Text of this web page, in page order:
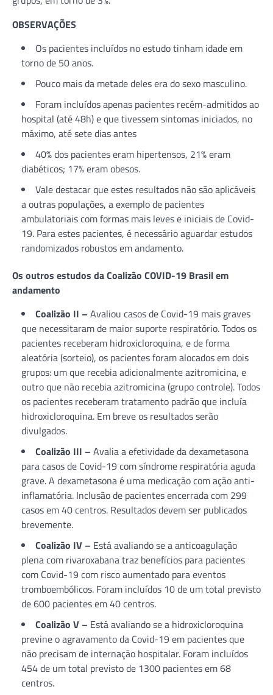
OBSERVAÇÕES
Os pacientes incluídos no estudo tinham idade em
torno de 50 anos.
Pouco mais da metade deles era do sexo masculino.
Foram incluídos apenas pacientes recém-admitidos ao
hospital (até 48h) e que tivessem sintomas iniciados, no
máximo, até sete dias antes
40% dos pacientes eram hipertensos, 21% eram
diabéticos; 17% eram obesos.
Vale destacar que estes resultados não são aplicáveis
a outras populações, a exemplo de pacientes
ambulatoriais com formas mais leves e iniciais de Covid-
19. Para estes pacientes, é necessário aguardar estudos
randomizados robustos em andamento.
Os outros estudos da Coalizão COVID-19 Brasil em
andamento
Coalizão II – Avaliou casos de Covid-19 mais graves
que necessitaram de maior suporte respiratório. Todos os
pacientes receberam hidroxicloroquina, e de forma
aleatória (sorteio), os pacientes foram alocados em dois
grupos: um que recebia adicionalmente azitromicina, e
outro que não recebia azitromicina (grupo controle). Todos
os pacientes receberam tratamento padrão que incluía
hidroxicloroquina. Em breve os resultados serão
divulgados.
Coalizão III – Avalia a efetividade da dexametasona
para casos de Covid-19 com síndrome respiratória aguda
grave. A dexametasona é uma medicação com ação anti-
inflamatória. Inclusão de pacientes encerrada com 299
casos em 40 centros. Resultados devem ser publicados
brevemente.
Coalizão IV – Está avaliando se a anticoagulação
plena com rivaroxabana traz benefícios para pacientes
com Covid-19 com risco aumentado para eventos
tromboembólicos. Foram incluídos 10 de um total previsto
de 600 pacientes em 40 centros.
Coalizão V – Está avaliando se a hidroxicloroquina
previne o agravamento da Covid-19 em pacientes que
não precisam de internação hospitalar. Foram incluídos
454 de um total previsto de 1300 pacientes em 68
centros.